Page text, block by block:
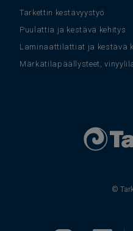
Tarkettin kestävyystyö
Puulattia ja kestävä kehitys
Laminaattilattiat ja kestävä
Märkätilapäällysteet,
©